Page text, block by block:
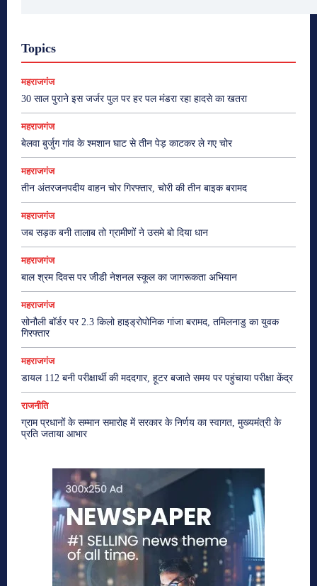
Topics
महराजगंज
30 साल पुराने इस जर्जर पुल पर हर पल मंडरा रहा हादसे का खतरा
महराजगंज
बेलवा बुर्जुग गांव के श्मशान घाट से तीन पेड़ काटकर ले गए चोर
महराजगंज
तीन अंतरजनपदीय वाहन चोर गिरफ्तार, चोरी की तीन बाइक बरामद
महराजगंज
जब सड़क बनी तालाब तो ग्रामीणों ने उसमे बो दिया धान
महराजगंज
बाल श्रम दिवस पर जीडी नेशनल स्कूल का जागरूकता अभियान
महराजगंज
सोनौली बॉर्डर पर 2.3 किलो हाइड्रोपोनिक गांजा बरामद, तमिलनाडु का युवक
गिरफ्तार
महराजगंज
डायल 112 बनी परीक्षार्थी की मददगार, हूटर बजाते समय पर पहुंचाया परीक्षा केंद्र
राजनीति
ग्राम प्रधानों के सम्मान समारोह में सरकार के निर्णय का स्वागत, मुख्यमंत्री के
प्रति जताया आभार